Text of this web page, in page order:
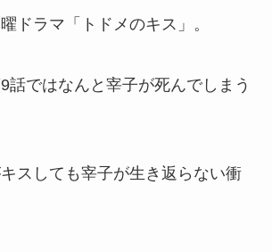
ドラマ「トドメのキス」。
話ではなんと宰子が死んでしまう
スしても宰子が生き返らない衝